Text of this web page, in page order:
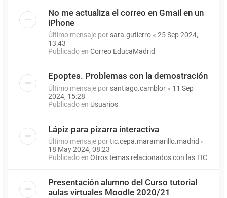
No me actualiza el correo en Gmail en un
iPhone
Último mensaje por sara.gutierro « 25 Sep 2024,
13:43
Publicado en Correo EducaMadrid
Epoptes. Problemas con la demostración
Último mensaje por santiago.camblor « 11 Sep
2024, 15:28
Publicado en Usuarios
Lápiz para pizarra interactiva
Último mensaje portic.cepa.maramarillo.madrid «
18 May 2024, 08:23
Publicado en Otros temas relacionados con las TIC
Presentación alumno del Curso tutorial
aulas virtuales Moodle 2020/21